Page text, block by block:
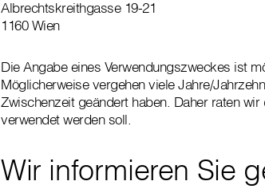
Albrechtskreithgasse 19-21
1160 Wien
Die Angabe eines Verwendungszweckes ist
Möglicherweise vergehen viele Jahre/
Zwischenzeit geändert haben. Daher raten
verwendet werden soll.
Wir informieren Sie